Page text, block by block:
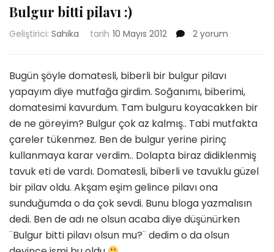
Bulgur bitti pilavı :)
Geliştirici: Sahika tarih 10 Mayıs 2012
Bulgur
:)
için
2 yorum
Bugün şöyle domatesli, biberli bir bulgur pilavı
yapayım diye mutfağa girdim. Soğanımı, biberimi,
domatesimi kavurdum. Tam bulguru koyacakken bir
de ne göreyim? Bulgur çok az kalmış.. Tabi mutfakta
çareler tükenmez. Ben de bulgur yerine pirinç
kullanmaya karar verdim.. Dolapta biraz didiklenmiş
tavuk eti de vardı. Domatesli, biberli ve tavuklu güzel
bir pilav oldu. Akşam eşim gelince pilavı ona
sunduğumda o da çok sevdi. Bunu bloga yazmalısın
dedi. Ben de adı ne olsun acaba diye düşünürken
¨Bulgur bitti pilavı olsun mu?¨ dedim o da olsun